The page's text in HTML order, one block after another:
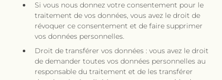
Si vous nous donnez votre consentement pour le
traitement de vos données, vous avez le droit de
révoquer ce consentement et de faire supprimer
vos données personnelles.
Droit de transférer vos données : vous avez le droit
de demander toutes vos données personnelles au
responsable du traitement et de les transférer